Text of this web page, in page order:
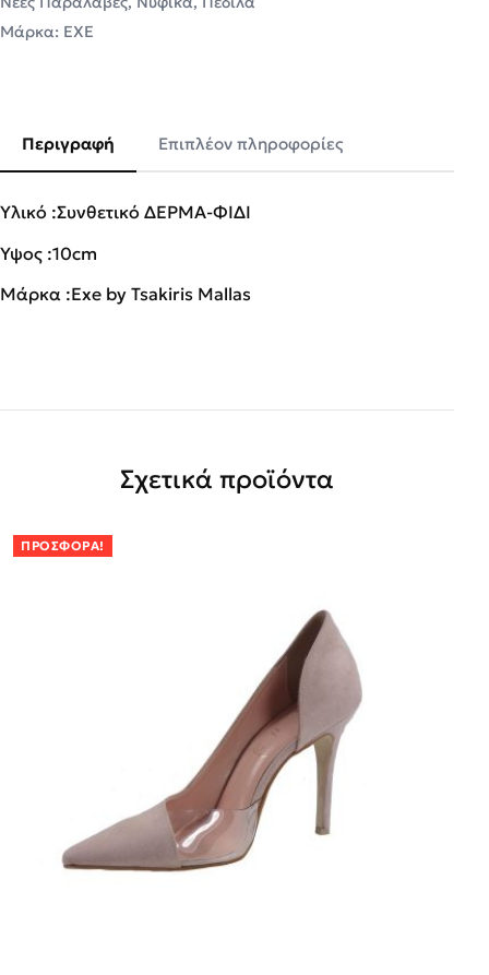
Μάρκα: EXE
Περιγραφή Επιπλέον πληροφορίες
Υλικό :Συνθετικό ΔΕΡΜΑ-ΦΙΔΙ
Ύψος :10cm
Μάρκα :Exe by Tsakiris Mallas
Σχετικά προϊόντα
ΠΡΟΣΦΟΡΆ!